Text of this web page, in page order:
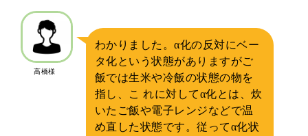
高橋様
わかりました。α化の反対にベー
タ化という状態がありますがご
飯では生米や冷飯の状態の物を
指し、こ れに対してα化とは、炊
いたご飯や電子レンジなどで温
め直した状態です。従ってα化状